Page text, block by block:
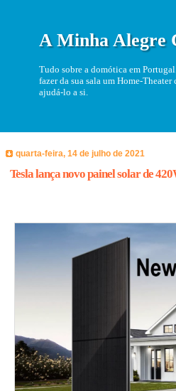
A Minha Alegre
Tudo sobre a domótica em
fazer da sua sala um Home-
ajudá-lo a si.
quarta-feira, 14 de julho de 2021
Tesla lança novo painel solar de